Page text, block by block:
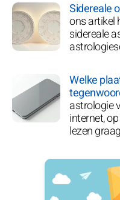
Sidereale
ons artikel
sidereale
Welke
astrologie
internet,
lezen